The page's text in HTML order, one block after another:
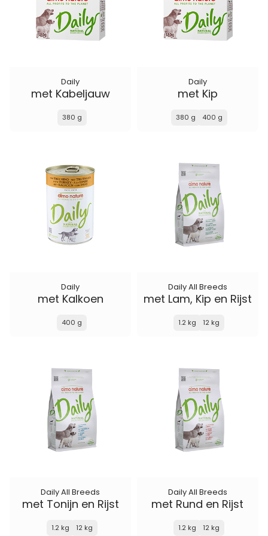
Daily
met Kabeljauw
380 g
Daily
met Kip
380 g 400 g
Daily
met Kalkoen
400 g
Daily All Breeds
met Lam, Kip en Rijst
1.2 kg 12 kg
Daily All Breeds
met Tonijn en Rijst
1.2 kg 12 kg
Daily All Breeds
met Rund en Rijst
1.2 kg 12 kg